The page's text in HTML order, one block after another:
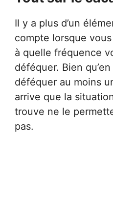
Il y a plus d’un
compte lorsque
à quelle fréquence
déféquer. Bien
déféquer au moins
arrive que la
trouve ne le
pas.